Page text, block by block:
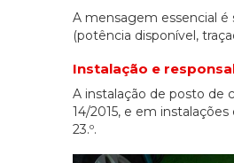
A mensagem essencial é
(potência disponível,
Instalação e
A instalação de posto de
14/2015, e em
23.º.